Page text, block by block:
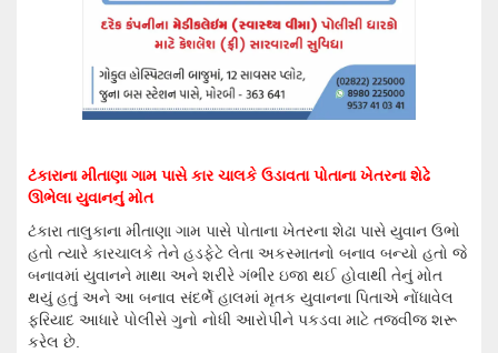
ટંકારાના મીતાણા ગામ પાસે કાર ચાલકે ઉડાવતા પોતાના ખેતરના શેઢે
ઊભેલા યુવાનનું મોત
ટંકારા તાલુકાના મીતાણા ગામ પાસે પોતાના ખેતરના શેઢા પાસે યુવાન ઉભો
હતો ત્યારે કારચાલકે તેને હડફેટે લેતા અકસ્માતનો બનાવ બન્યો હતો જે
બનાવમાં યુવાનને માથા અને શરીરે ગંભીર ઇજા થઈ હોવાથી તેનું મોત
થયું હતું અને આ બનાવ સંદર્ભે હાલમાં મૃતક યુવાનના પિતાએ નોંધાવેલ
ફરિયાદ આધારે પોલીસે ગુનો નોધી આરોપીને પકડવા માટે તજવીજ શરૂ
કરેલ છે.